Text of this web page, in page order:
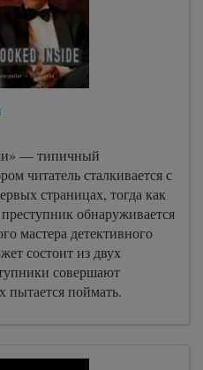
— типичный
читатель сталкивается с
страницах, тогда как
обнаруживается
мастера детективного
состоит из двух
совершают
пытается поймать.